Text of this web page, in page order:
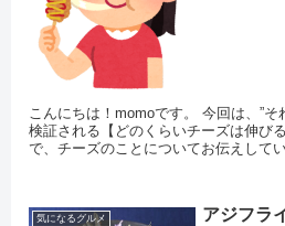
こんにちは！momoです。 今回は、”それって!?実際どうなの課”で
検証される【どのくらいチーズは伸び
で、チーズのことについてお伝えしていこう
気になるグルメ
アジフラ